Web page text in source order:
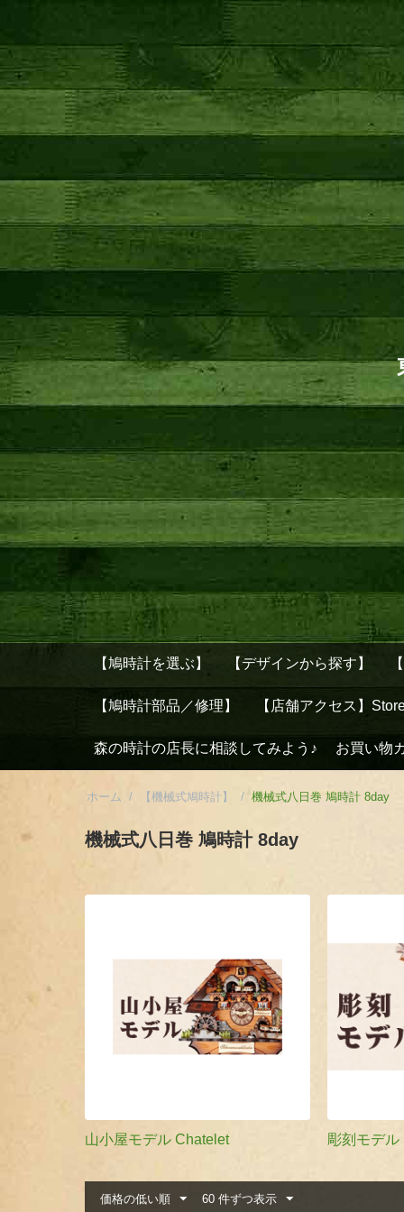
【鳩時計を選ぶ】 【デザインから探す】
【鳩時計部品／修理】 【店舗アクセス】
森の時計の店長に相談してみよう♪ お買い物
ホーム / 【機械式鳩時計】 / 機械式八日巻 鳩時計 8day
機械式八日巻 鳩時計 8day
山小屋モデル Chatelet 彫刻モデル
価格の低い順 60 件ずつ表示